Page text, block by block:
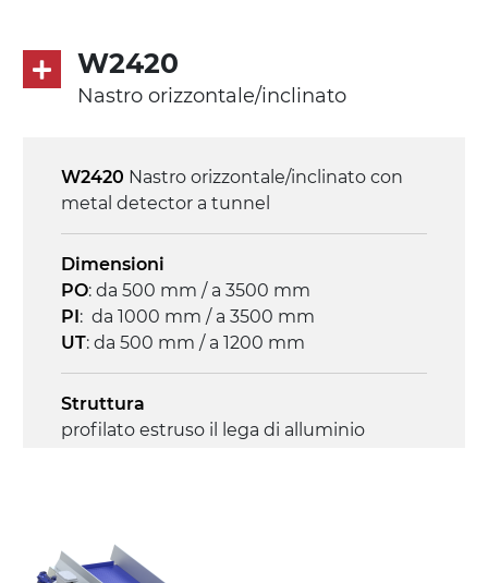
on/off, E-Stop, protezione termica motore
W2420
Nastro orizzontale/inclinato
W2420 Nastro orizzontale/inclinato con
metal detector a tunnel
Dimensioni
PO: da 500 mm / a 3500 mm
PI: da 1000 mm / a 3500 mm
UT: da 500 mm / a 1200 mm
Struttura
profilato estruso il lega di alluminio
profilato estruso in lega di alluminio
anodizzato